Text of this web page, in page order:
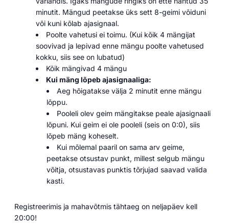
minutit. Mängud peetakse üks sett 8-geimi võiduni
või kuni kõlab ajasignaal.
Poolte vahetusi ei toimu. (Kui kõik 4 mängijat
soovivad ja lepivad enne mängu poolte vahetused
kokku, siis see on lubatud)
Kõik mängivad 4 mängu
Kui mäng lõpeb ajasignaaliga:
Aeg hõigatakse välja 2 minutit enne mängu
lõppu.
Pooleli olev geim mängitakse peale ajasignaali
lõpuni. Kui geim ei ole pooleli (seis on 0:0), siis
lõpeb mäng koheselt.
Kui mõlemal paaril on sama arv geime,
peetakse otsustav punkt, millest selgub mängu
võitja, otsustavas punktis tõrjujad saavad valida
kasti.
Registreerimis ja mahavõtmis tähtaeg on neljapäev kell
20:00!